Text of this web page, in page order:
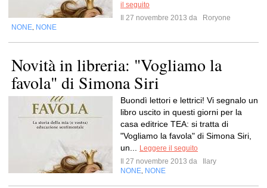
il seguito
Il 27 novembre 2013 da
Roryone
NONE NONE
Novità in libreria: "Vogliamo la
favola" di Simona Siri
Buondì lettori e lettrici! Vi segnalo un
libro uscito in questi giorni per la
casa editrice TEA: si tratta di
"Vogliamo la favola" di Simona Siri,
un...
Leggere il seguito
Il 27 novembre 2013 da
Ilary
NONE NONE